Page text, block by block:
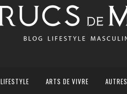
LIFESTYLE ARTS DE VIVRE AUTRES